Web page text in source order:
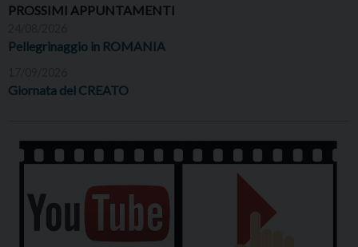
PROSSIMI APPUNTAMENTI
Pellegrinaggio in ROMANIA
Giornata del CREATO